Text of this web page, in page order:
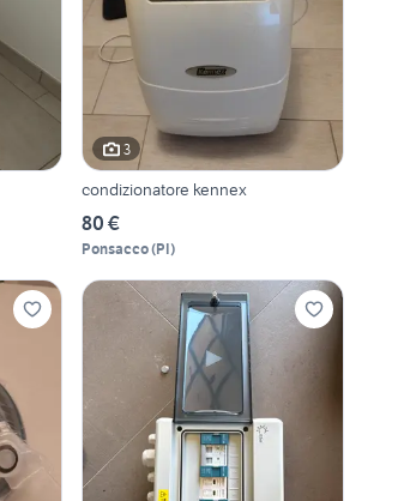
3
condizionatore kennex
80 €
Ponsacco(PI)